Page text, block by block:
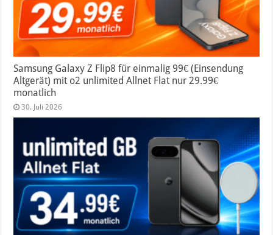
Samsung Galaxy Z Flip8 für einmalig 99€ (Einsendung
Altgerät) mit o2 unlimited Allnet Flat nur 29.99€
monatlich
30. Juli 2026